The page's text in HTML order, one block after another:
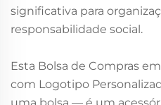
significativa para
responsabilidade social.
Esta Bolsa de Compras
com Logotipo
uma bolsa — é um